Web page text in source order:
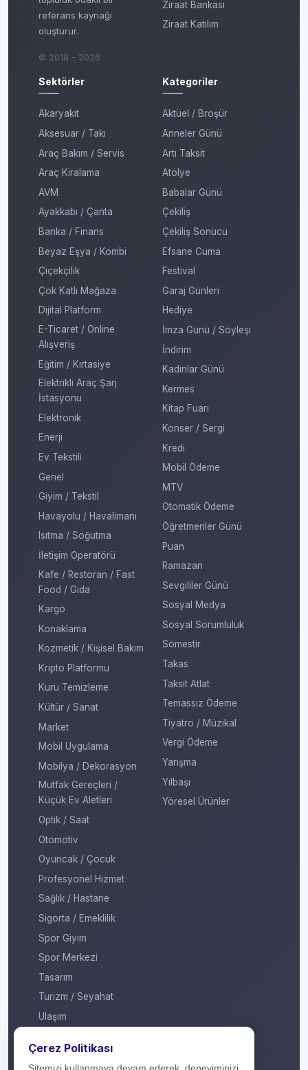
referans kaynağı
oluşturur.
© 2018 - 2026
Ziraat Bankası
Ziraat Katılım
Sektörler
Akaryakıt
Aksesuar / Takı
Araç Bakım / Servis
Araç Kiralama
AVM
Ayakkabı / Çanta
Banka / Finans
Beyaz Eşya / Kombi
Çiçekçilik
Çok Katlı Mağaza
Dijital Platform
E-Ticaret / Online
Alışveriş
Eğitim / Kırtasiye
Elektrikli Araç Şarj
İstasyonu
Elektronik
Enerji
Ev Tekstili
Genel
Giyim / Tekstil
Havayolu / Havalimanı
Isıtma / Soğutma
İletişim Operatörü
Kafe / Restoran / Fast
Food / Gıda
Kargo
Konaklama
Kozmetik / Kişisel Bakım
Kripto Platformu
Kuru Temizleme
Kültür / Sanat
Market
Mobil Uygulama
Mobilya / Dekorasyon
Mutfak Gereçleri /
Küçük Ev Aletleri
Optik / Saat
Otomotiv
Oyuncak / Çocuk
Profesyonel Hizmet
Sağlık / Hastane
Sigorta / Emeklilik
Spor Giyim
Spor Merkezi
Tasarım
Turizm / Seyahat
Ulaşım
Yapı Marketi
Kategoriler
Aktüel / Broşür
Anneler Günü
Artı Taksit
Atölye
Babalar Günü
Çekiliş
Çekiliş Sonucu
Efsane Cuma
Festival
Garaj Günleri
Hediye
İmza Günü / Söyleşi
İndirim
Kadınlar Günü
Kermes
Kitap Fuarı
Konser / Sergi
Kredi
Mobil Ödeme
MTV
Otomatik Ödeme
Öğretmenler Günü
Puan
Ramazan
Sevgililer Günü
Sosyal Medya
Sosyal Sorumluluk
Sömestir
Takas
Taksit Atlat
Temassız Ödeme
Tiyatro / Müzikal
Vergi Ödeme
Yarışma
Yılbaşı
Yöresel Ürünler
Çerez Politikası